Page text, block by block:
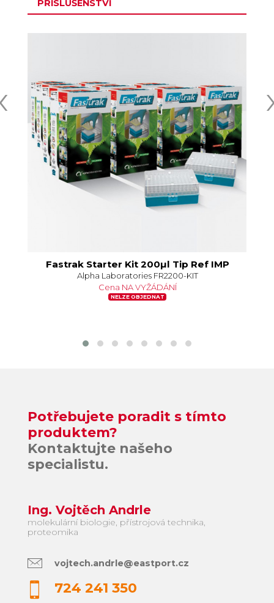
PŘÍSLUŠENSTVÍ
Fastrak Starter Kit 200µl Tip Ref IMP
Alpha Laboratories FR2200-KIT
Cena NA VYŽÁDÁNÍ
NELZE OBJEDNAT
Potřebujete poradit s tímto
produktem?
Kontaktujte našeho
specialistu.
Ing. Vojtěch Andrle
molekulární biologie, přístrojová technika,
proteomika
vojtech.andrle@eastport.cz
724 241 350